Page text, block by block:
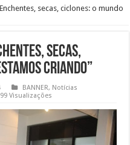
secas, ciclones: o mundo
secas,
criando”
BANNER, Notícias
Visualizações